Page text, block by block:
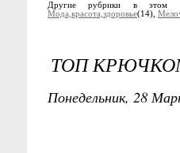
Другие рубрики в этом
Мода,красота,здоровье(14),
ТОП
Понедельник, 28